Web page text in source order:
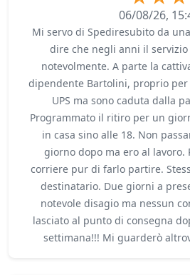
06/08/26,
Mi servo di Spediresubito da
dire che negli anni il
notevolmente. A parte la
dipendente Bartolini, proprio
UPS ma sono caduta dalla
Programmato il ritiro per un
in casa sino alle 18. Non
giorno dopo ma ero al lavoro.
corriere pur di farlo partire.
destinatario. Due giorni a
notevole disagio ma nessun
lasciato al punto di consegna
settimana!!! Mi guarderò